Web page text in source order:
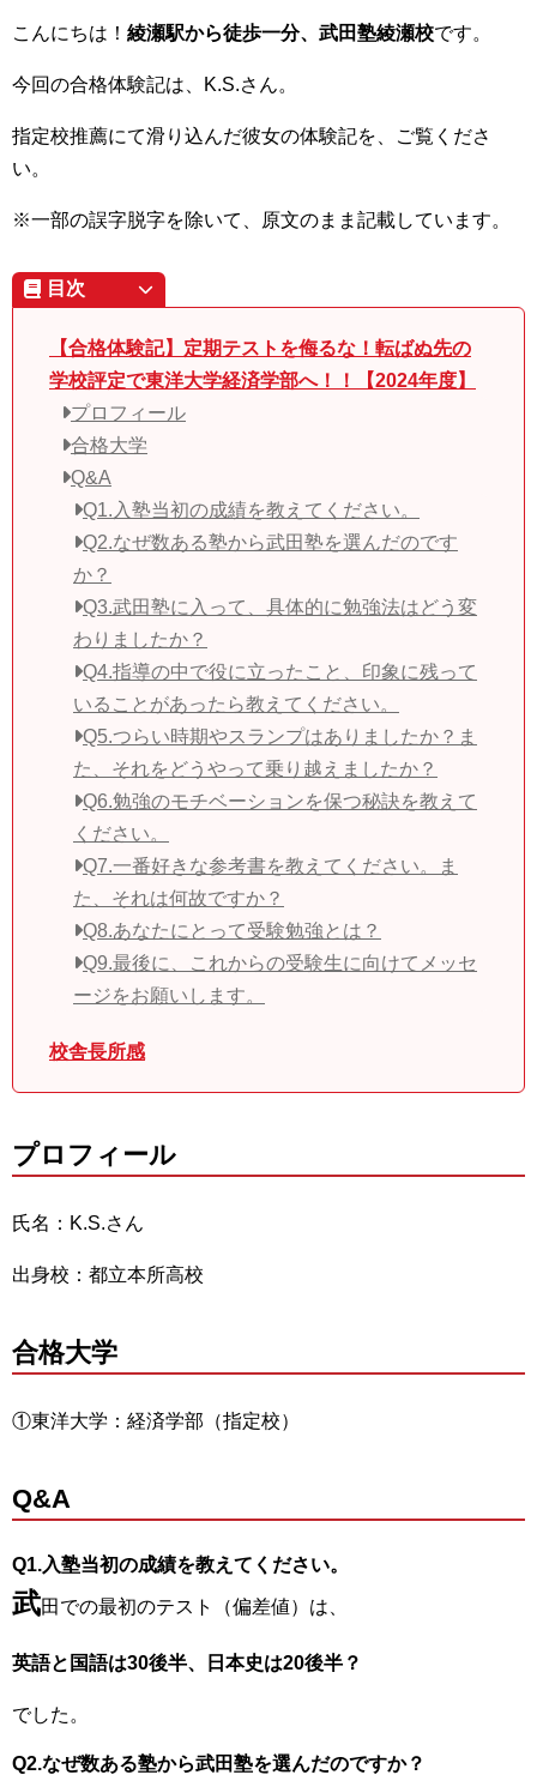
こんにちは！ 綾瀬駅から徒歩一分、武田塾綾瀬校です。
今回の合格体験記は、K.S.さん。
指定校推薦にて滑り込んだ彼女の体験記を、ご覧くださ
い。
※一部の誤字脱字を除いて、原文のまま記載しています。
目次
【合格体験記】定期テストを侮るな！転ばぬ先の
学校評定で東洋大学経済学部へ！！【2024年度】
プロフィール
合格大学
Q&A
Q1.入塾当初の成績を教えてください。
Q2.なぜ数ある塾から武田塾を選んだのです
か？
Q3.武田塾に入って、具体的に勉強法はどう変
わりましたか？
Q4.指導の中で役に立ったこと、印象に残って
いることがあったら教えてください。
Q5.つらい時期やスランプはありましたか？ま
た、それをどうやって乗り越えましたか？
Q6.勉強のモチベーションを保つ秘訣を教えて
ください。
Q7.一番好きな参考書を教えてください。ま
た、それは何故ですか？
Q8.あなたにとって受験勉強とは？
Q9.最後に、これからの受験生に向けてメッセ
ージをお願いします。
校舎長所感
プロフィール
氏名：K.S.さん
出身校：都立本所高校
合格大学
①東洋大学：経済学部（指定校）
Q&A
Q1.入塾当初の成績を教えてください。
武田での最初のテスト（偏差値）は、
英語と国語は30後半、日本史は20後半？
でした。
Q2.なぜ数ある塾から武田塾を選んだのですか？